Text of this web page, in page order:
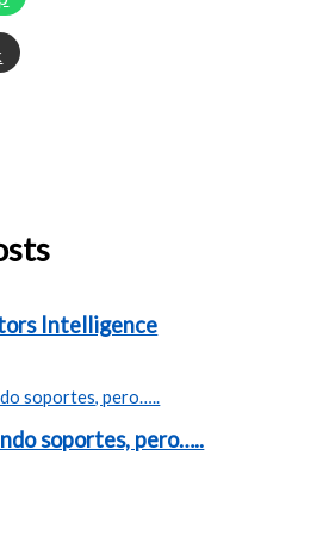
Intelligence
soportes, pero…..